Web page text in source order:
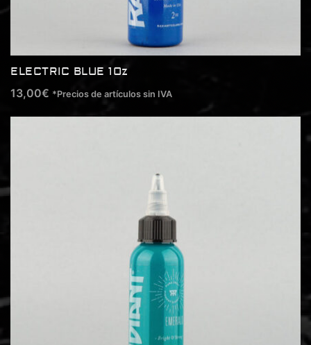
ELECTRIC BLUE 1Oz
13,00€ *Precios de artículos sin IVA